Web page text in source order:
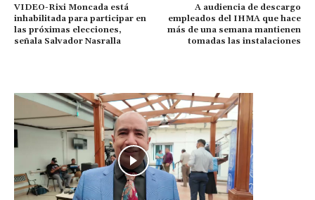
VIDEO-Rixi Moncada está
inhabilitada para participar en
las próximas elecciones,
señala Salvador Nasralla
A audiencia de descargo
empleados del IHMA que hace
más de una semana mantienen
tomadas las instalaciones